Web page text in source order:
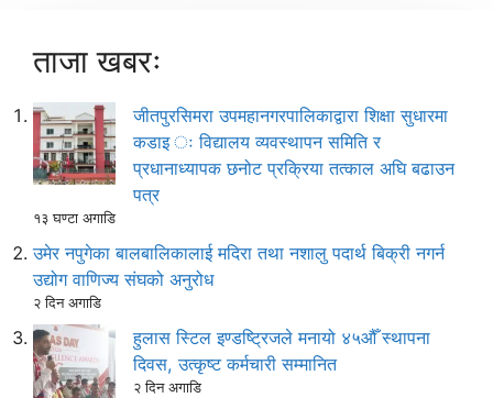
ताजा खबरः
जीतपुरसिमरा उपमहानगरपालिकाद्वारा शिक्षा सुधारमा
कडाइ ः विद्यालय व्यवस्थापन समिति र
प्रधानाध्यापक छनोट प्रक्रिया तत्काल अघि बढाउन
पत्र
१३ घण्टा अगाडि
उमेर नपुगेका बालबालिकालाई मदिरा तथा नशालु पदार्थ बिक्री नगर्न
उद्योग वाणिज्य संघको अनुरोध
२ दिन अगाडि
हुलास स्टिल इण्डष्ट्रिजले मनायो ४५औँ स्थापना
दिवस, उत्कृष्ट कर्मचारी सम्मानित
२ दिन अगाडि